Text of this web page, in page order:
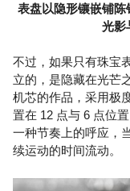
表盘以隐形镶嵌铺
光影
不过，如果只有珠宝
立的，是隐藏在光芒
机芯的作品，采用极
置在 12 点与 6 点位
一种节奏上的呼应，
续运动的时间流动。